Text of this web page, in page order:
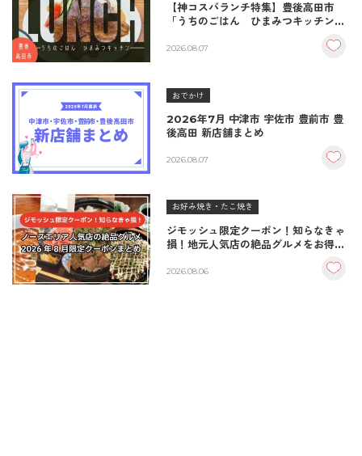
【神コスパランチ特集】豊後高田市
「うちのごはん ひまみつキッチン」
＆生姜焼き！
2026.08.07
おでかけ
2026年7月 中津市 宇佐市 豊前市 豊
後高田 新店舗まとめ
2026.08.07
お好み焼き・たこ焼き
ジモッシュ限定クーポン！知らなきゃ
損！地元人気店の絶品グルメをお得に
2026.08.06